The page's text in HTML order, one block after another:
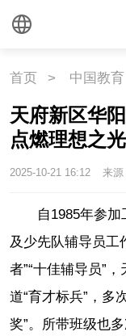
首页 > 中国教育
天府新区华
点燃理想之光
2025-10-21 16:12 来源
自1985年参
及少先队辅导员工
者”“十佳辅导员”
道“育才标兵”，多
奖”。所带班级也